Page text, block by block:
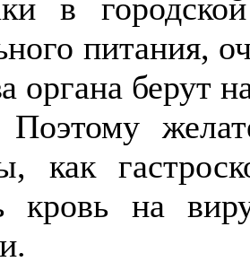
в
питания,
органа берут
Поэтому
как
кровь на